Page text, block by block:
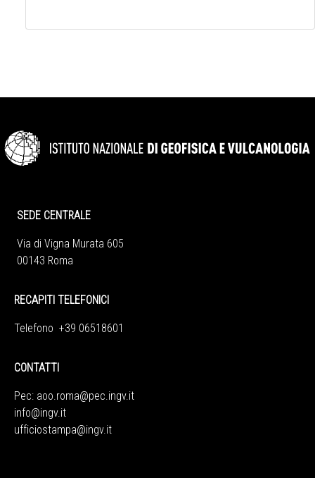
SEDE CENTRALE
Via di Vigna Murata 605
00143 Roma
RECAPITI TELEFONICI
Telefono +39 06518601
CONTATTI
Pec: aoo.roma@pec.ingv.it
info@ingv.it
ufficiostampa@ingv.it